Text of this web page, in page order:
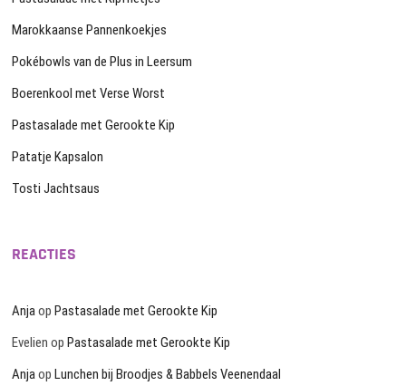
Marokkaanse Pannenkoekjes
Pokébowls van de Plus in Leersum
Boerenkool met Verse Worst
Pastasalade met Gerookte Kip
Patatje Kapsalon
Tosti Jachtsaus
REACTIES
AnjaopPastasalade met Gerookte Kip
Evelien opPastasalade met Gerookte Kip
AnjaopLunchen bij Broodjes & Babbels Veenendaal